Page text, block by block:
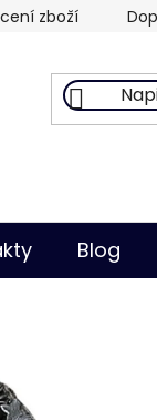
zboží
Blog